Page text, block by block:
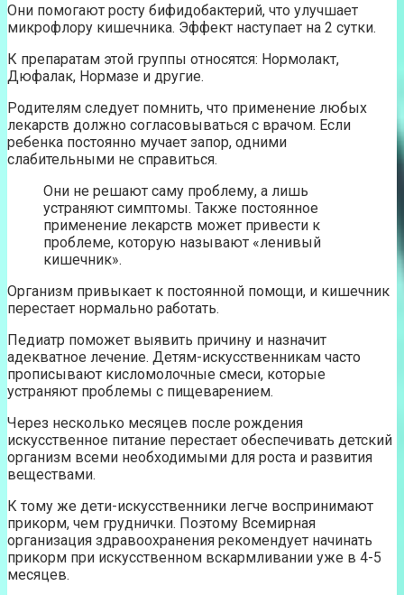
Они помогают росту бифидобактерий, что улучшает
микрофлору кишечника. Эффект наступает на 2 сутки.
К препаратам этой группы относятся: Нормолакт,
Дюфалак, Нормазе и другие.
Родителям следует помнить, что применение любых
лекарств должно согласовываться с врачом. Если
ребенка постоянно мучает запор, одними
слабительными не справиться.
Они не решают саму проблему, а лишь
устраняют симптомы. Также постоянное
применение лекарств может привести к
проблеме, которую называют «ленивый
кишечник».
Организм привыкает к постоянной помощи, и кишечник
перестает нормально работать.
Педиатр поможет выявить причину и назначит
адекватное лечение. Детям-искусственникам часто
прописывают кисломолочные смеси, которые
устраняют проблемы с пищеварением.
Через несколько месяцев после рождения
искусственное питание перестает обеспечивать детский
организм всеми необходимыми для роста и развития
веществами.
К тому же дети-искусственники легче воспринимают
прикорм, чем груднички. Поэтому Всемирная
организация здравоохранения рекомендует начинать
прикорм при искусственном вскармливании уже в 4-5
месяцев.